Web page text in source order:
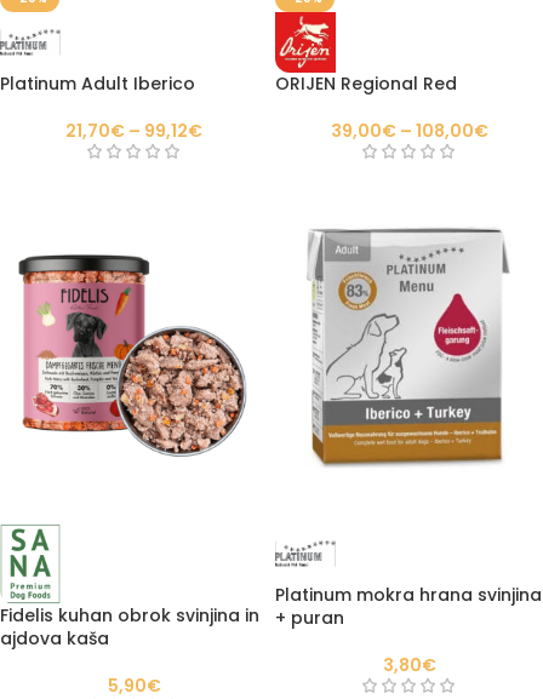
Platinum Adult Iberico
21,70€ – 99,12€
ORIJEN Regional Red
39,00€ – 108,00€
Fidelis kuhan obrok svinjina in
ajdova kaša
5,90€
Platinum mokra hrana svinjina
+ puran
3,80€